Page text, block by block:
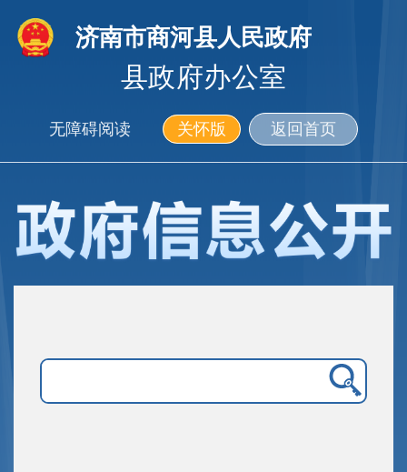
济南市商河县人民政府
县政府办公室
无障碍阅读 关怀版 返回首页